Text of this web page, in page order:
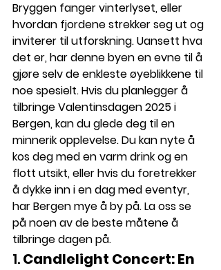
Bryggen fanger vinterlyset, eller
hvordan fjordene strekker seg ut og
inviterer til utforskning. Uansett hva
det er, har denne byen en evne til å
gjøre selv de enkleste øyeblikkene til
noe spesielt. Hvis du planlegger å
tilbringe Valentinsdagen 2025 i
Bergen, kan du glede deg til en
minnerik opplevelse. Du kan nyte å
kos deg med en varm drink og en
flott utsikt, eller hvis du foretrekker
å dykke inn i en dag med eventyr,
har Bergen mye å by på. La oss se
på noen av de beste måtene å
tilbringe dagen på.
1. Candlelight Concert: En